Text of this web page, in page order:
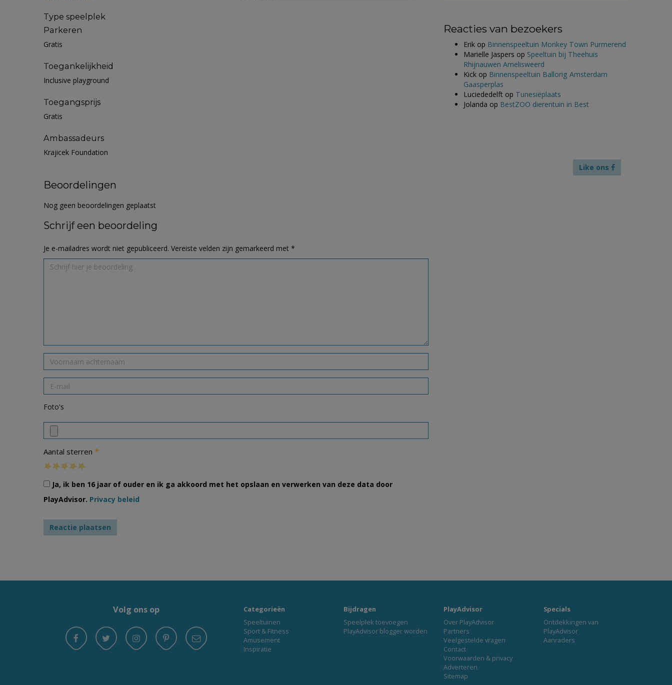
Type speelplek
Parkeren
Gratis
Toegankelijkheid
Inclusive playground
Toegangsprijs
Gratis
Ambassadeurs
Krajicek Foundation
Beoordelingen
Nog geen beoordelingen geplaatst
Schrijf een beoordeling
Je e-mailadres wordt niet gepubliceerd. Vereiste velden zijn gemarkeerd met *
Foto's
Aantal sterren *
Ja, ik ben 16 jaar of ouder en ik ga akkoord met het opslaan en verwerken van deze data door
PlayAdvisor. Privacy beleid
Reacties van bezoekers
Erik op Binnenspeeltuin Monkey Town Purmerend
Marielle Jaspers op Speeltuin bij Theehuis
Rhijnauwen Amelisweerd
Kick op Binnenspeeltuin Ballorig Amsterdam
Gaasperplas
Luciededelft op Tunesiëplaats
Jolanda op BestZOO dierentuin in Best
Like ons
Volg ons op
Categorieën
Speeltuinen
Sport & Fitness
Amusement
Inspiratie
Bijdragen
Speelplek toevoegen
PlayAdvisor blogger worden
PlayAdvisor
Over PlayAdvisor
Partners
Veelgestelde vragen
Contact
Voorwaarden & privacy
Adverteren
Sitemap
Specials
Ontdekkingen van
PlayAdvisor
Aanraders